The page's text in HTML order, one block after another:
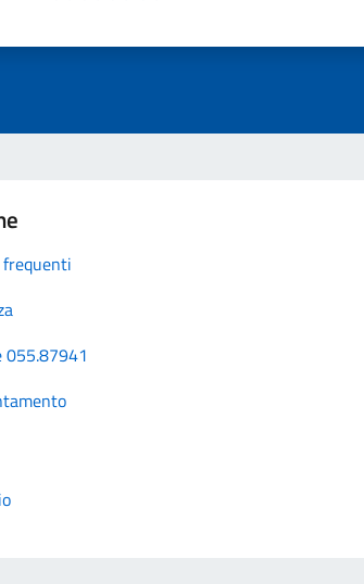
frequenti
055.87941